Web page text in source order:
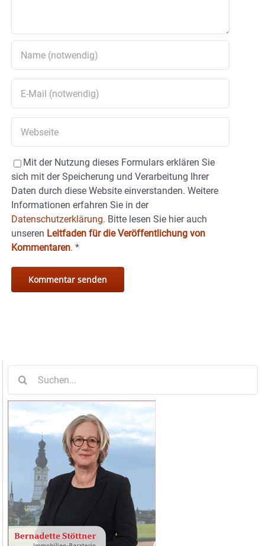
Mit der Nutzung dieses Formulars erklären Sie
sich mit der Speicherung und Verarbeitung Ihrer
Daten durch diese Website einverstanden. Weitere
Informationen erfahren Sie in der
Datenschutzerklärung. Bitte lesen Sie hier auch
unseren Leitfaden für die Veröffentlichung von
Kommentaren. *
nach: